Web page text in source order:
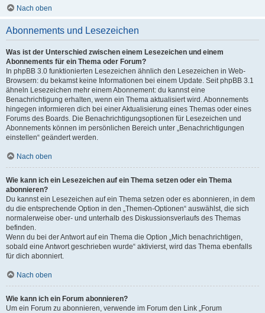
Nach oben
Abonnements und Lesezeichen
Was ist der Unterschied zwischen einem Lesezeichen und einem
Abonnements für ein Thema oder Forum?
In phpBB 3.0 funktionierten Lesezeichen ähnlich den Lesezeichen in Web-
Browsern: du bekamst keine Informationen bei einem Update. Seit phpBB 3.1
ähneln Lesezeichen mehr einem Abonnement: du kannst eine
Benachrichtigung erhalten, wenn ein Thema aktualisiert wird. Abonnements
hingegen informieren dich bei einer Aktualisierung eines Themas oder eines
Forums des Boards. Die Benachrichtigungsoptionen für Lesezeichen und
Abonnements können im persönlichen Bereich unter „Benachrichtigungen
einstellen“ geändert werden.
Nach oben
Wie kann ich ein Lesezeichen auf ein Thema setzen oder ein Thema
abonnieren?
Du kannst ein Lesezeichen auf ein Thema setzen oder es abonnieren, in dem
du die entsprechende Option in den „Themen-Optionen“ auswählst, die sich
normalerweise ober- und unterhalb des Diskussionsverlaufs des Themas
befinden.
Wenn du bei der Antwort auf ein Thema die Option „Mich benachrichtigen,
sobald eine Antwort geschrieben wurde“ aktivierst, wird das Thema ebenfalls
für dich abonniert.
Nach oben
Wie kann ich ein Forum abonnieren?
Um ein Forum zu abonnieren, verwende im Forum den Link „Forum